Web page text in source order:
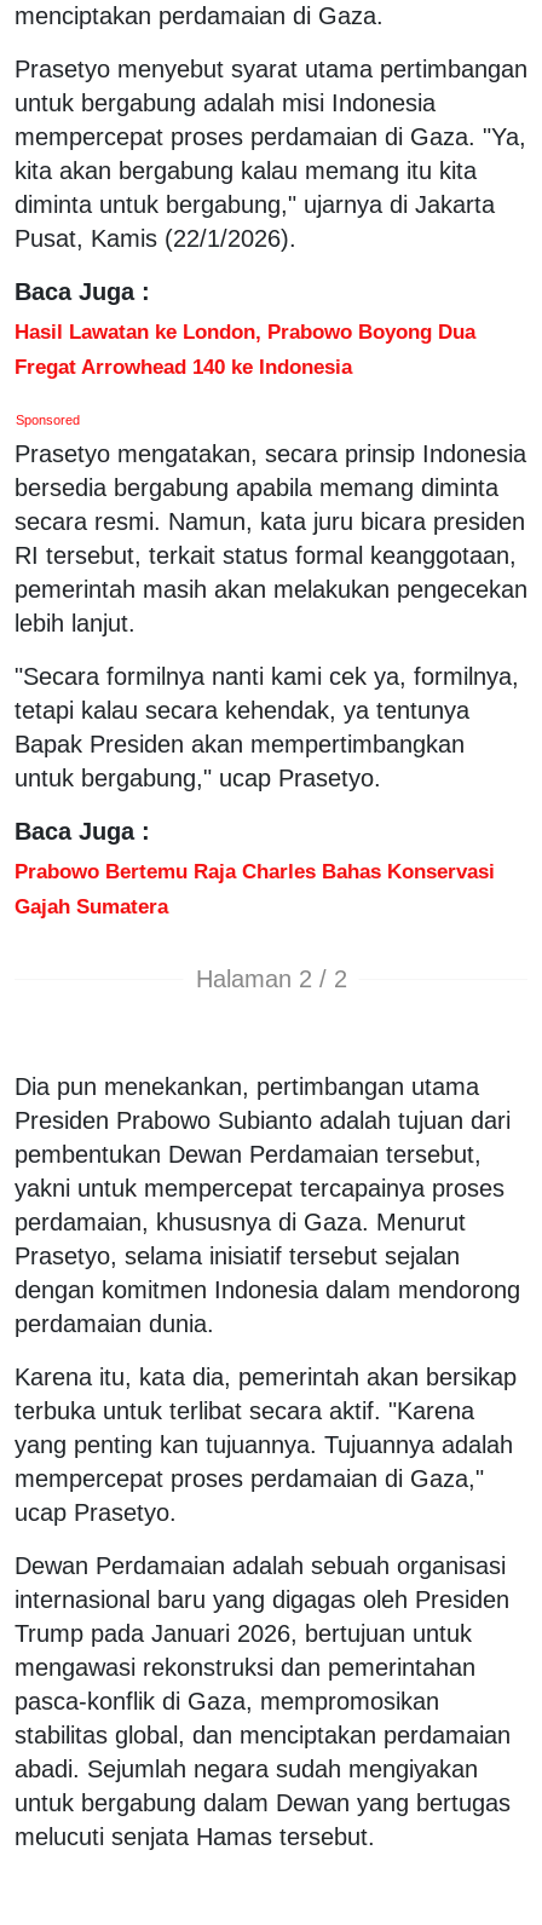
menciptakan perdamaian di Gaza.
Prasetyo menyebut syarat utama pertimbangan
untuk bergabung adalah misi Indonesia
mempercepat proses perdamaian di Gaza. "Ya,
kita akan bergabung kalau memang itu kita
diminta untuk bergabung," ujarnya di Jakarta
Pusat, Kamis (22/1/2026).
Baca Juga :
Hasil Lawatan ke London, Prabowo Boyong Dua
Fregat Arrowhead 140 ke Indonesia
Sponsored
Prasetyo mengatakan, secara prinsip Indonesia
bersedia bergabung apabila memang diminta
secara resmi. Namun, kata juru bicara presiden
RI tersebut, terkait status formal keanggotaan,
pemerintah masih akan melakukan pengecekan
lebih lanjut.
"Secara formilnya nanti kami cek ya, formilnya,
tetapi kalau secara kehendak, ya tentunya
Bapak Presiden akan mempertimbangkan
untuk bergabung," ucap Prasetyo.
Baca Juga :
Prabowo Bertemu Raja Charles Bahas Konservasi
Gajah Sumatera
Halaman 2 / 2
Dia pun menekankan, pertimbangan utama
Presiden Prabowo Subianto adalah tujuan dari
pembentukan Dewan Perdamaian tersebut,
yakni untuk mempercepat tercapainya proses
perdamaian, khususnya di Gaza. Menurut
Prasetyo, selama inisiatif tersebut sejalan
dengan komitmen Indonesia dalam mendorong
perdamaian dunia.
Karena itu, kata dia, pemerintah akan bersikap
terbuka untuk terlibat secara aktif. "Karena
yang penting kan tujuannya. Tujuannya adalah
mempercepat proses perdamaian di Gaza,"
ucap Prasetyo.
Dewan Perdamaian adalah sebuah organisasi
internasional baru yang digagas oleh Presiden
Trump pada Januari 2026, bertujuan untuk
mengawasi rekonstruksi dan pemerintahan
pasca-konflik di Gaza, mempromosikan
stabilitas global, dan menciptakan perdamaian
abadi. Sejumlah negara sudah mengiyakan
untuk bergabung dalam Dewan yang bertugas
melucuti senjata Hamas tersebut.